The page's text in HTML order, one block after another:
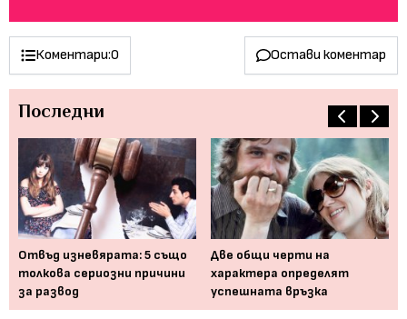
Коментари:0 Остави коментар
Последни
Отвъд изневярата: 5 също
толкова сериозни причини
за развод
Две общи черти на
характера определят
успешната връзка